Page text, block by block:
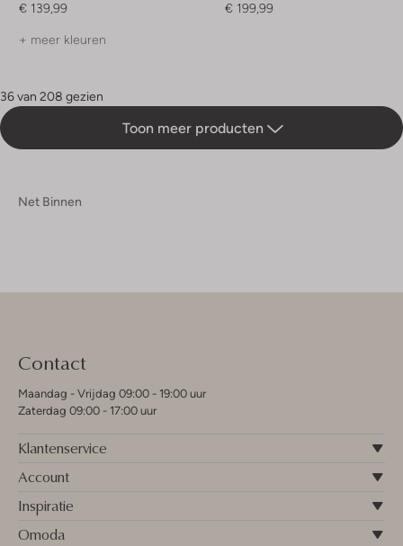
€ 139,99
+ meer kleuren
€ 199,99
36 van 208 gezien
Toon meer producten
Net Binnen
Contact
Maandag - Vrijdag 09:00 - 19:00 uur
Zaterdag 09:00 - 17:00 uur
Klantenservice
Account
Inspiratie
Omoda